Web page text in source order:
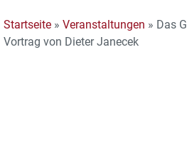
Startseite » Veranstaltungen » Das
Vortrag von Dieter Janecek